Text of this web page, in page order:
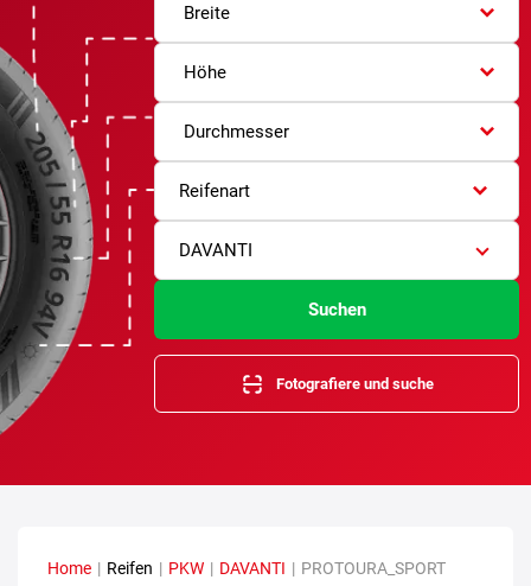
Breite
Höhe
Durchmesser
Reifenart
DAVANTI
Suchen
Fotografiere und suche
Home | Reifen | PKW | DAVANTI | PROTOURA_SPORT